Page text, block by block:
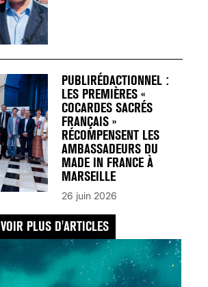
PUBLIRÉDACTIONNEL :
LES PREMIÈRES «
COCARDES SACRÉS
FRANÇAIS »
RÉCOMPENSENT LES
AMBASSADEURS DU
MADE IN FRANCE À
MARSEILLE
26 juin 2026
VOIR PLUS D'ARTICLES
30 mai 2023
SCANNER, IRM, RADIO,
POUR TOUTES LES
MALADIES
18 juil 2022